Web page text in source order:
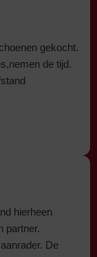
gekocht.
de tijd.
hierheen
partner.
De